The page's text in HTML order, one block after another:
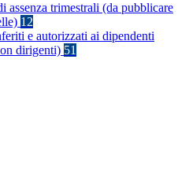
assenza trimestrali (da pubblicare
12
e autorizzati ai dipendenti
dirigenti) 51